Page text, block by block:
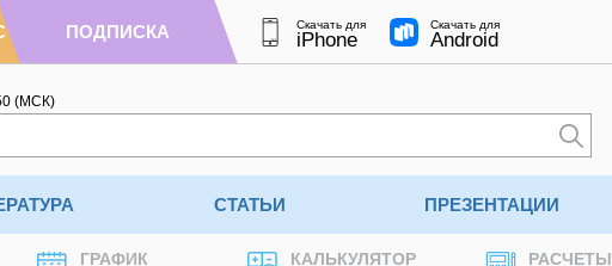
ПОДПИСКА Скачать для
iPhone
Скачать для
Android
(МСК)
СТАТЬИ ПРЕЗЕНТАЦИИ
ГРАФИК
КАЛЬКУЛЯТОР
РАСЧЕТЫ